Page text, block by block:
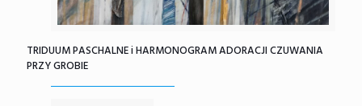
TRIDUUM PASCHALNE i HARMONOGRAM ADORACJI CZUWANIA
PRZY GROBIE